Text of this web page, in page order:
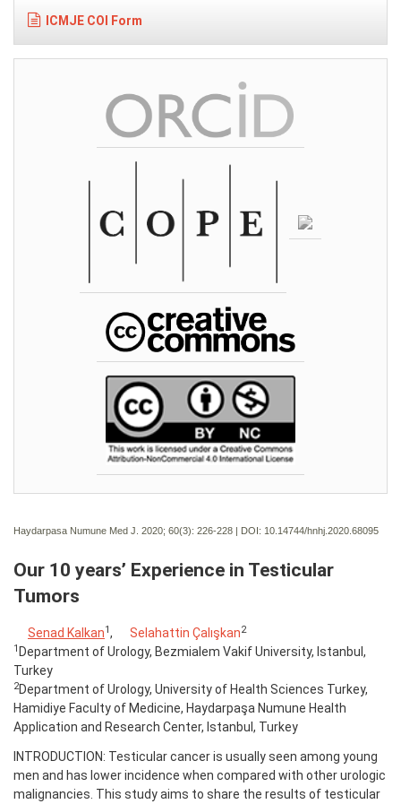
ICMJE COI Form
Haydarpasa Numune Med J. 2020; 60(3): 226-228 | DOI: 10.14744/hnhj.2020.68095
Our 10 years’ Experience in Testicular
Tumors
Senad Kalkan1, Selahattin Çalışkan2
1 Department of Urology, Bezmialem Vakif University, Istanbul,
Turkey
2Department of Urology, University of Health Sciences Turkey,
Hamidiye Faculty of Medicine, Haydarpaşa Numune Health
Application and Research Center, Istanbul, Turkey
INTRODUCTION: Testicular cancer is usually seen among young
men and has lower incidence when compared with other urologic
malignancies. This study aims to share the results of testicular